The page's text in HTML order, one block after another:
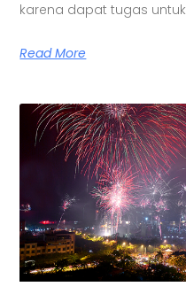
karena dapat tugas untuk
Read More